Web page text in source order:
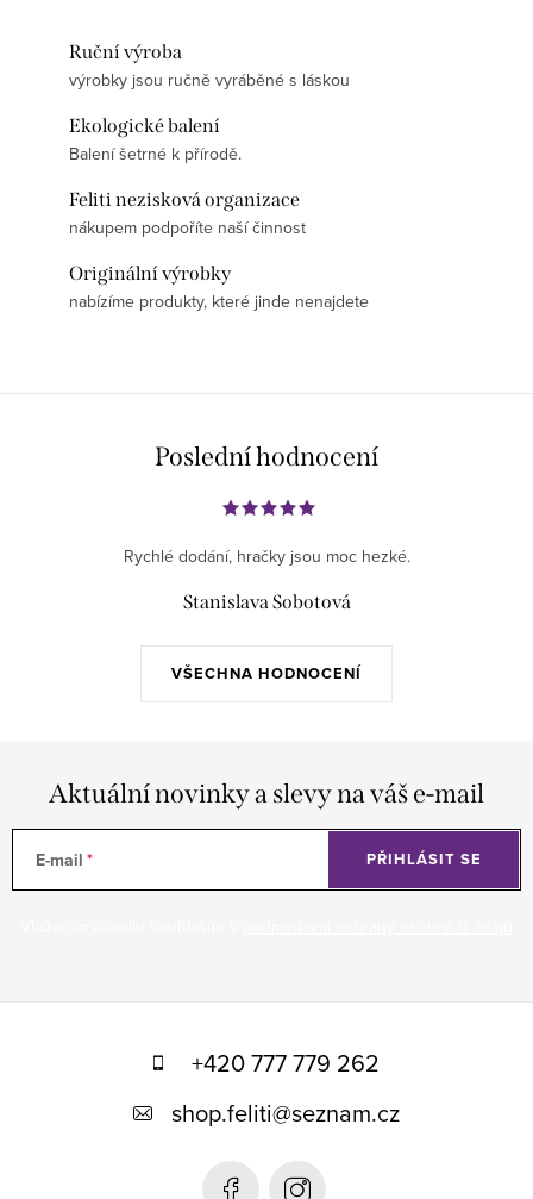
Ruční výroba
výrobky jsou ručně vyráběné s láskou
Ekologické balení
Balení šetrné k přírodě.
Feliti nezisková organizace
nákupem podpoříte naší činnost
Originální výrobky
nabízíme produkty, které jinde nenajdete
Poslední hodnocení
VŠECHNA HODNOCENÍ
Rychlé dodání, hračky jsou moc hezké.
Stanislava Sobotová
Aktuální novinky a slevy na váš e-mail
E-mail PŘIHLÁSIT SE
+420 777 779 262
shop.feliti@seznam.cz